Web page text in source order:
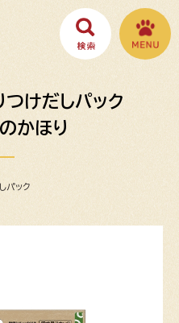
けだしパック
かほり
パック